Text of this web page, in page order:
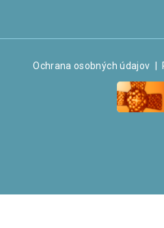
Ochrana osobných údajov